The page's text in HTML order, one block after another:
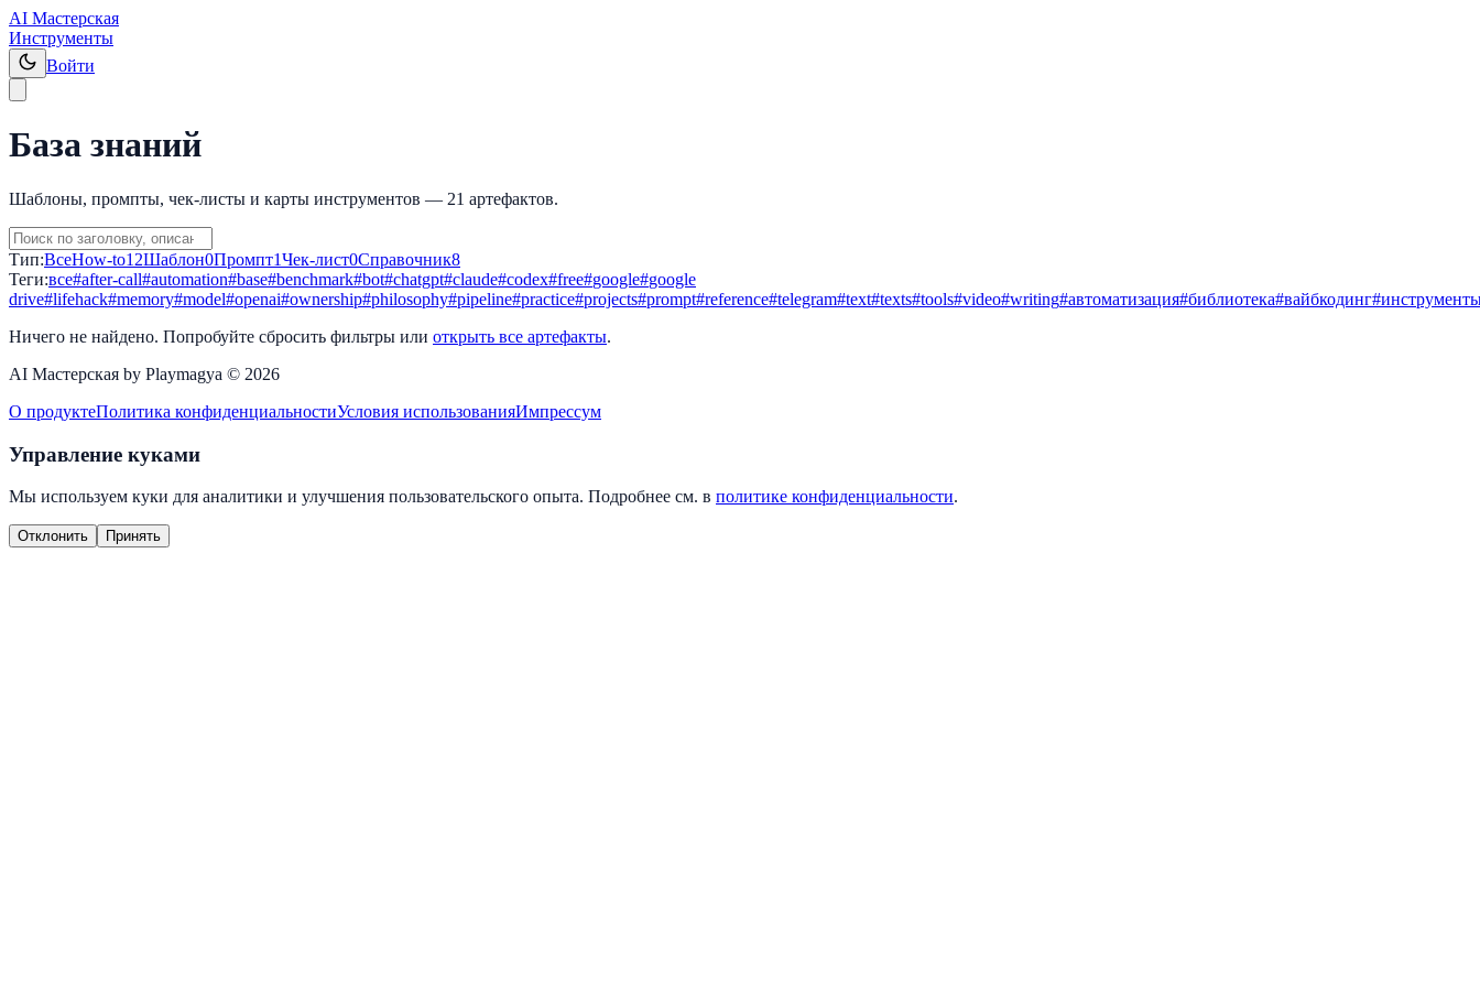
AI Мастерская
Инструменты
Войти
База знаний
Шаблоны, промпты, чек-листы и карты инструментов — 21 артефактов.
Тип:ВсеHow-to12Шаблон0Промпт1Чек-лист0Справочник8
Теги:все#after-call#automation#base#benchmark#bot#chatgpt#claude#codex#free#google#google
drive#lifehack#memory#model#openai#ownership#philosophy#pipeline#practice#projects#prompt#reference#telegram#text#texts#tools#video#writing#автоматизация#библиотека#вайбкодинг#
Ничего не найдено. Попробуйте сбросить фильтры или открыть все артефакты.
AI Мастерская by Playmagya © 2026
О продуктеПолитика конфиденциальностиУсловия использованияИмпрессум
Управление куками
Мы используем куки для аналитики и улучшения пользовательского опыта. Подробнее см. в политике конфиденциальности.
Отклонить Принять